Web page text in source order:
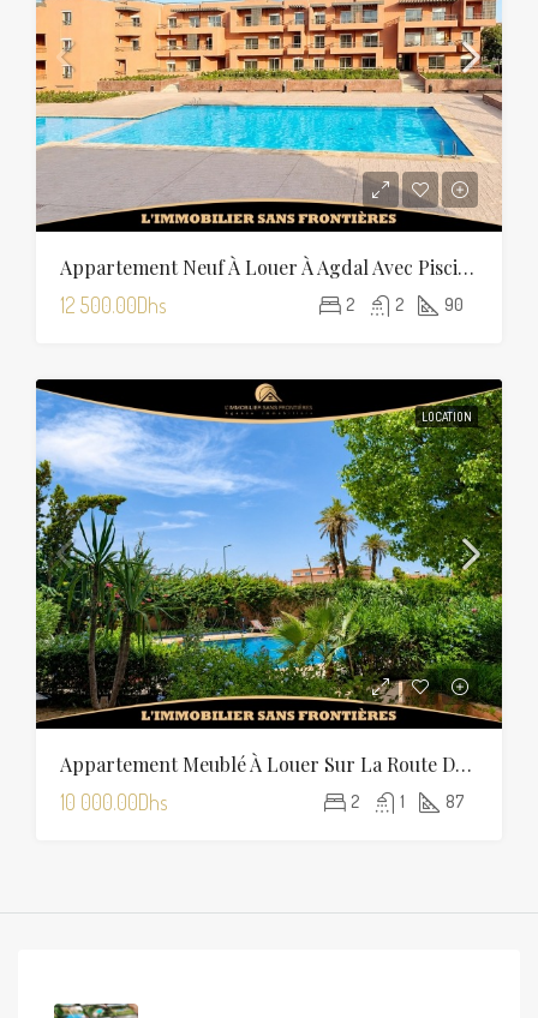
Appartement Neuf À Louer À Agdal Avec Piscine — 90 M²
12 500.00Dhs 2 2 90
LOCATION
Appartement Meublé À Louer Sur La Route De Fès Avec Piscine Collective
10 000.00Dhs 2 1 87